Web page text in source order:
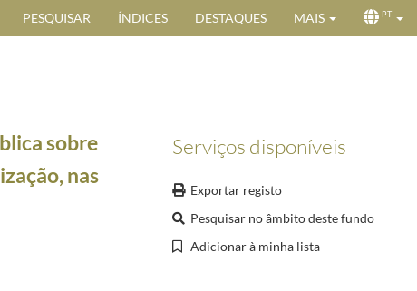
PESQUISAR ÍNDICES DESTAQUES MAIS PT
em anexo o discurso proferido pelo Ministro Luís Capoulas Santos na Assembleia da
Serviços disponíveis
Exportar registo
Pesquisar no âmbito deste fundo
Adicionar à minha lista
sobre
nas